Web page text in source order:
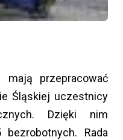
przepracować
Śląskiej uczestnicy
Dzięki nim
Rada